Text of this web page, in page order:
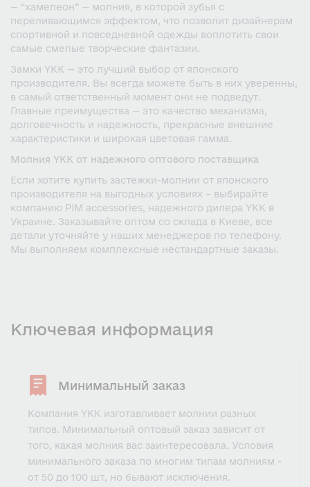
— “хамелеон” — молния, в которой зубья с
переливающимся эффектом, что позволит дизайнерам
спортивной и повседневной одежды воплотить свои
самые смелые творческие фантазии.
Замки YKK — это лучший выбор от японского
производителя. Вы всегда можете быть в них уверенны,
в самый ответственный момент они не подведут.
Главные преимущества — это качество механизма,
долговечность и надежность, прекрасные внешние
характеристики и широкая цветовая гамма.
Молния YKK от надежного оптового поставщика
Если хотите купить застежки-молнии от японского
производителя на выгодных условиях – выбирайте
компанию PIM accessories, надежного дилера YKK в
Украине. Заказывайте оптом со склада в Киеве, все
детали уточняйте у наших менеджеров по телефону.
Мы выполняем комплексные нестандартные заказы.
Ключевая информация
Минимальный заказ
Компания YKK изготавливает молнии разных
типов. Минимальный оптовый заказ зависит от
того, какая молния вас заинтересовала. Условия
минимального заказа по многим типам молниям -
от 50 до 100 шт, но бывают исключения.